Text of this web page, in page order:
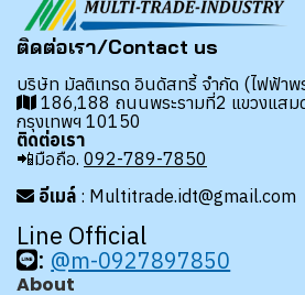
ติดต่อเรา/Contact us
บริษัท มัลติเทรด อินดัสทรี้ จำกัด (ไฟฟ้าพ
186,188 ถนนพระรามที่2 แขวงแสม
กรุงเทพฯ 10150
ติดต่อเรา
📲มือถือ. 092-789-7850
อีเมล์ : Multitrade.idt@gmail.com
Line Official
: @m-0927897850
About